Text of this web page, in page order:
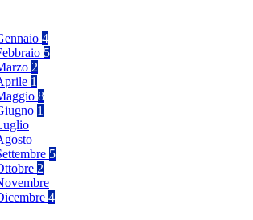
4
5
2
1
8
1
5
2
4